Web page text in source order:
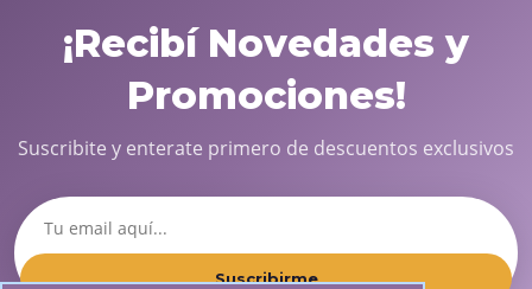
¡Recibí Novedades y
Promociones!
Suscribite y enterate primero de descuentos exclusivos
Suscribirme